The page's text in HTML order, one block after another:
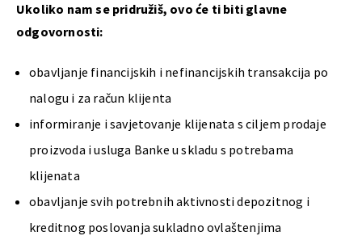
Ukoliko nam se pridružiš, ovo će ti biti glavne
odgovornosti:
obavljanje financijskih i nefinancijskih transakcija po
nalogu i za račun klijenta
informiranje i savjetovanje klijenata s ciljem prodaje
proizvoda i usluga Banke u skladu s potrebama
klijenata
obavljanje svih potrebnih aktivnosti depozitnog i
kreditnog poslovanja sukladno ovlaštenjima